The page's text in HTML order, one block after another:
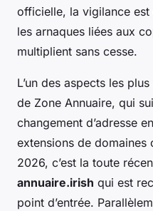
officielle, la vigilance
les arnaques liées aux
multiplient sans cesse.
L’un des aspects les
de Zone Annuaire, qui
changement d’adresse
extensions de
2026, c’est la toute
annuaire.irish qui est
point d’entrée.